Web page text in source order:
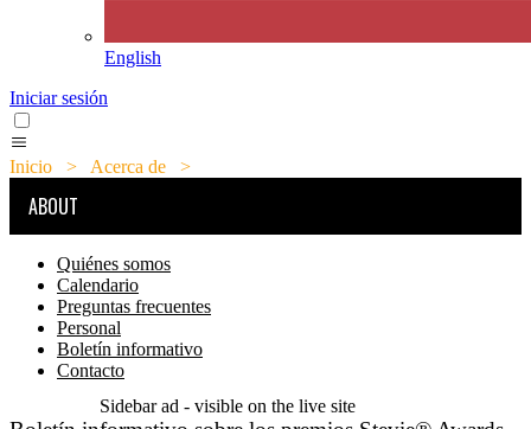
English
Iniciar sesión
Inicio > Acerca de >
ABOUT
Quiénes somos
Calendario
Preguntas frecuentes
Personal
Boletín informativo
Contacto
Sidebar ad - visible on the live site